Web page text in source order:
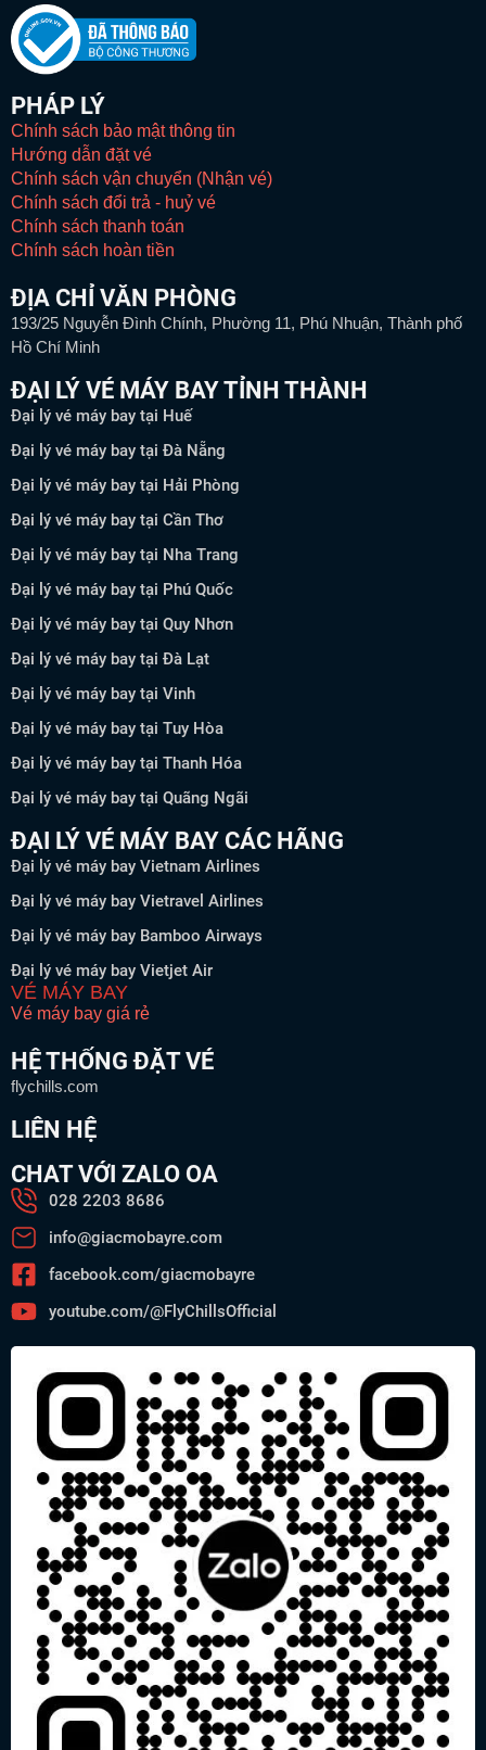
PHÁP LÝ
Chính sách bảo mật thông tin
Hướng dẫn đặt vé
Chính sách vận chuyển (Nhận vé)
Chính sách đổi trả - huỷ vé
Chính sách thanh toán
Chính sách hoàn tiền
ĐỊA CHỈ VĂN PHÒNG
193/25 Nguyễn Đình Chính, Phường 11, Phú Nhuận, Thành phố
Hồ Chí Minh
ĐẠI LÝ VÉ MÁY BAY TỈNH THÀNH
Đại lý vé máy bay tại Huế
Đại lý vé máy bay tại Đà Nẵng
Đại lý vé máy bay tại Hải Phòng
Đại lý vé máy bay tại Cần Thơ
Đại lý vé máy bay tại Nha Trang
Đại lý vé máy bay tại Phú Quốc
Đại lý vé máy bay tại Quy Nhơn
Đại lý vé máy bay tại Đà Lạt
Đại lý vé máy bay tại Vinh
Đại lý vé máy bay tại Tuy Hòa
Đại lý vé máy bay tại Thanh Hóa
Đại lý vé máy bay tại Quãng Ngãi
ĐẠI LÝ VÉ MÁY BAY CÁC HÃNG
Đại lý vé máy bay Vietnam Airlines
Đại lý vé máy bay Vietravel Airlines
Đại lý vé máy bay Bamboo Airways
Đại lý vé máy bay Vietjet Air
VÉ MÁY BAY
Vé máy bay giá rẻ
HỆ THỐNG ĐẶT VÉ
flychills.com
LIÊN HỆ
CHAT VỚI ZALO OA
028 2203 8686
info@giacmobayre.com
facebook.com/giacmobayre
youtube.com/@FlyChillsOfficial